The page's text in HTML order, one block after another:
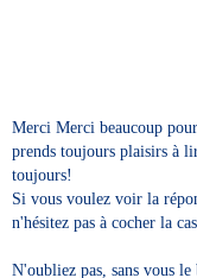
Merci Merci beaucoup
prends toujours plaisirs à
toujours!
Si vous voulez voir la
n'hésitez pas à cocher la
N'oubliez pas, sans vous